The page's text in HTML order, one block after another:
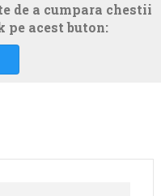
de a cumpara chestii
pe acest buton: